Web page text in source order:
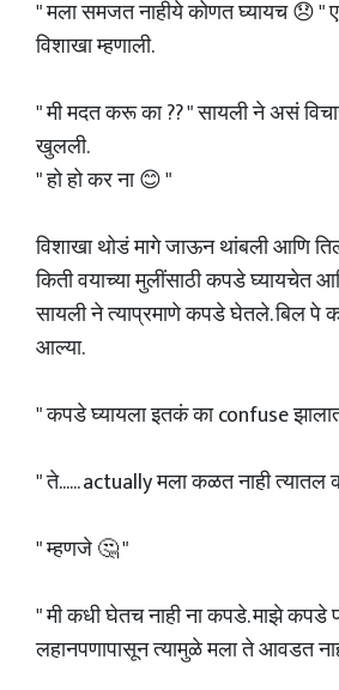
" मला समजत नाहीये कोणत घ्यायच 😞
विशाखा म्हणाली.
" मी मदत करू का ?? " सायली ने असं
खुलली.
" हो हो कर ना 😊 "
विशाखा थोडं मागे जाऊन थांबली आणि
किती वयाच्या मुलींसाठी कपडे घ्यायचेत
सायली ने त्याप्रमाणे कपडे घेतले. बिल पे
आल्या.
" कपडे घ्यायला इतकं का confuse झालात
" ते...... actually मला कळत नाही त्यातल
" म्हणजे 🤔 "
" मी कधी घेतच नाही ना कपडे. माझे
लहानपणापासून त्यामुळे मला ते आवडत